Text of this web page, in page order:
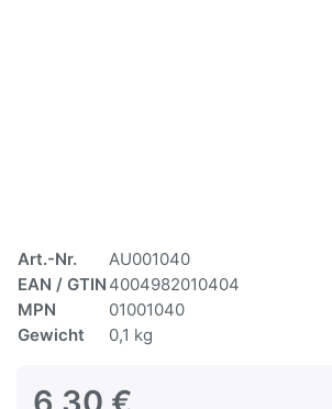
Art.-Nr.
AU001040
EAN / GTIN 4004982010404
MPN
01001040
Gewicht
0,1 kg